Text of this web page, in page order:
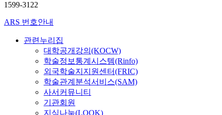
1599-3122
ARS 번호안내
관련누리집
대학공개강의(KOCW)
학술정보통계시스템(Rinfo)
외국학술지지원센터(FRIC)
학술관계분석서비스(SAM)
사서커뮤니티
기관회원
지식나눔(LOOK)